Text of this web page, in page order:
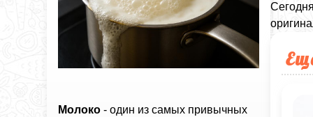
Молоко - один из самых привычных